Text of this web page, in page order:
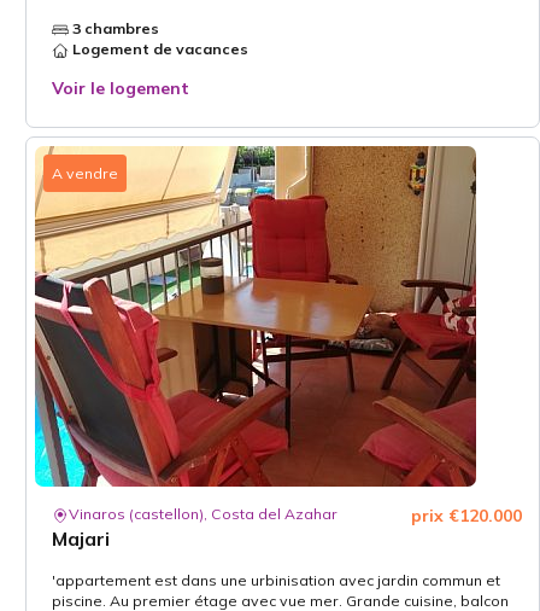
3 chambres
Logement de vacances
Voir le logement
A vendre
Vinaros (castellon), Costa del Azahar
Majari
prix €120.000
'appartement est dans une urbinisation avec jardin commun et
piscine. Au premier étage avec vue mer. Grande cuisine, balcon